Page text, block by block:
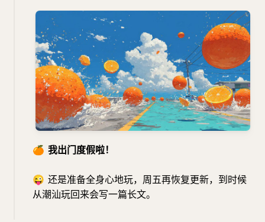
🍊 我出门度假啦！
😜 还是准备全身心地玩，周五再恢复更新，到时候
从潮汕玩回来会写一篇长文。